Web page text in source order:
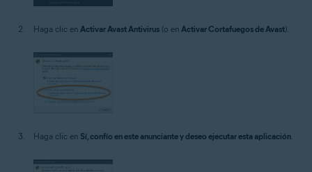
Haga clic en Activar Avast Antivirus (o en Activar Cortafuegos de Avast).
Haga clic en Sí, confío en este anunciante y deseo ejecutar esta aplicación